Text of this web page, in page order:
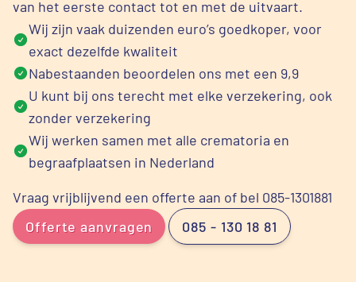
van het eerste contact tot en met de uitvaart.
Wij zijn vaak duizenden euro’s goedkoper, voor
exact dezelfde kwaliteit
Nabestaanden beoordelen ons met een 9,9
U kunt bij ons terecht met elke verzekering, ook
zonder verzekering
Wij werken samen met alle crematoria en
begraafplaatsen in Nederland
Vraag vrijblijvend een offerte aan of bel 085-1301881
Offerte aanvragen
085 - 130 18 81